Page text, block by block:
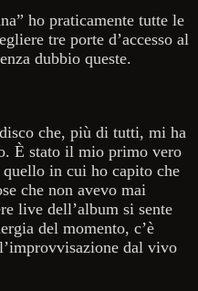
ho praticamente tutte le
tre porte d’accesso al
dubbio queste.
che, più di tutti, mi ha
È stato il mio primo vero
in cui ho capito che
che non avevo mai
live dell’album si sente
del momento, c’è
dal vivo